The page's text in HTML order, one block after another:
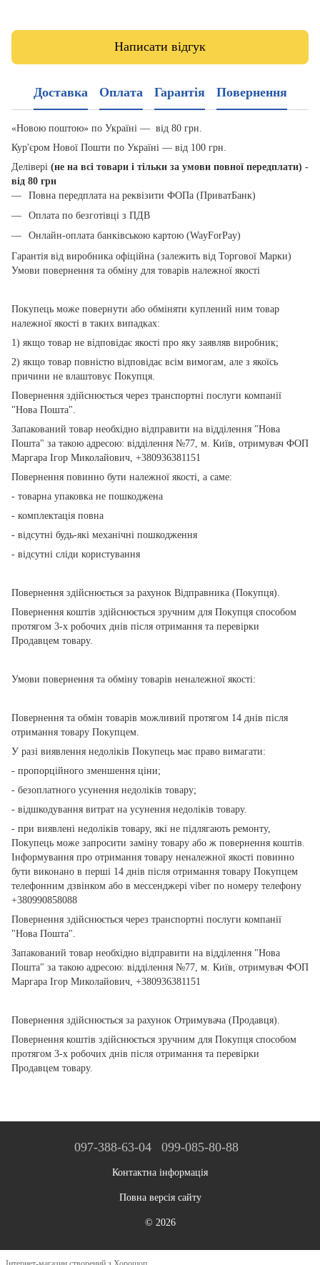
Написати відгук
Доставка Оплата Гарантія Повернення
«Новою поштою» по Україні — від 80 грн.
Кур'єром Нової Пошти по Україні — від 100 грн.
Делівері (не на всі товари і тільки за умови повної передплати) -
від 80 грн
Повна передплата на реквізити ФОПа (ПриватБанк)
Оплата по безготівці з ПДВ
Онлайн-оплата банківською картою (WayForPay)
Гарантія від виробника офіційна (залежить від Торгової Марки)
Умови повернення та обміну для товарів належної якості
Покупець може повернути або обміняти куплений ним товар
належної якості в таких випадках:
1) якщо товар не відповідає якості про яку заявляв виробник;
2) якщо товар повністю відповідає всім вимогам, але з якоїсь
причини не влаштовує Покупця.
Повернення здійснюється через транспортні послуги компанії
"Нова Пошта".
Запакований товар необхідно відправити на відділення "Нова
Пошта" за такою адресою: відділення №77, м. Київ, отримувач ФОП
Маргара Ігор Миколайович, +380936381151
Повернення повинно бути належної якості, а саме:
- товарна упаковка не пошкоджена
- комплектація повна
- відсутні будь-які механічні пошкодження
- відсутні сліди користування
Повернення здійснюється за рахунок Відправника (Покупця).
Повернення коштів здійснюється зручним для Покупця способом
протягом 3-х робочих днів після отримання та перевірки
Продавцем товару.
Умови повернення та обміну товарів неналежної якості:
Повернення та обмін товарів можливий протягом 14 днів після
отримання товару Покупцем.
У разі виявлення недоліків Покупець має право вимагати:
- пропорційного зменшення ціни;
- безоплатного усунення недоліків товару;
- відшкодування витрат на усунення недоліків товару.
- при виявлені недоліків товару, які не підлягають ремонту,
Покупець може запросити заміну товару або ж повернення коштів.
Інформування про отримання товару неналежної якості повинно
бути виконано в перші 14 днів після отримання товару Покупцем
телефонним дзвінком або в мессенджері viber по номеру телефону
+380990858088
Повернення здійснюється через транспортні послуги компанії
"Нова Пошта".
Запакований товар необхідно відправити на відділення "Нова
Пошта" за такою адресою: відділення №77, м. Київ, отримувач ФОП
Маргара Ігор Миколайович, +380936381151
Повернення здійснюється за рахунок Отримувача (Продавця).
Повернення коштів здійснюється зручним для Покупця способом
протягом 3-х робочих днів після отримання та перевірки
Продавцем товару.
097-388-63-04 099-085-80-88
Контактна інформація
Повна версія сайту
© 2026